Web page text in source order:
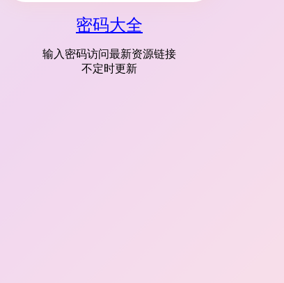
密码大全
输入密码访问最新资源链接
不定时更新